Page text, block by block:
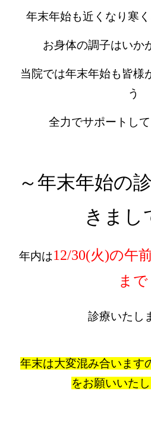
年末年始も近くなり寒
お身体の調子はいか
当院では年末年始も皆様
う
全力でサポートし
～年末年始の
きまし
年内は12/30(火)の午
まで
診療いたし
年末は大変混み合います
をお願いいたし